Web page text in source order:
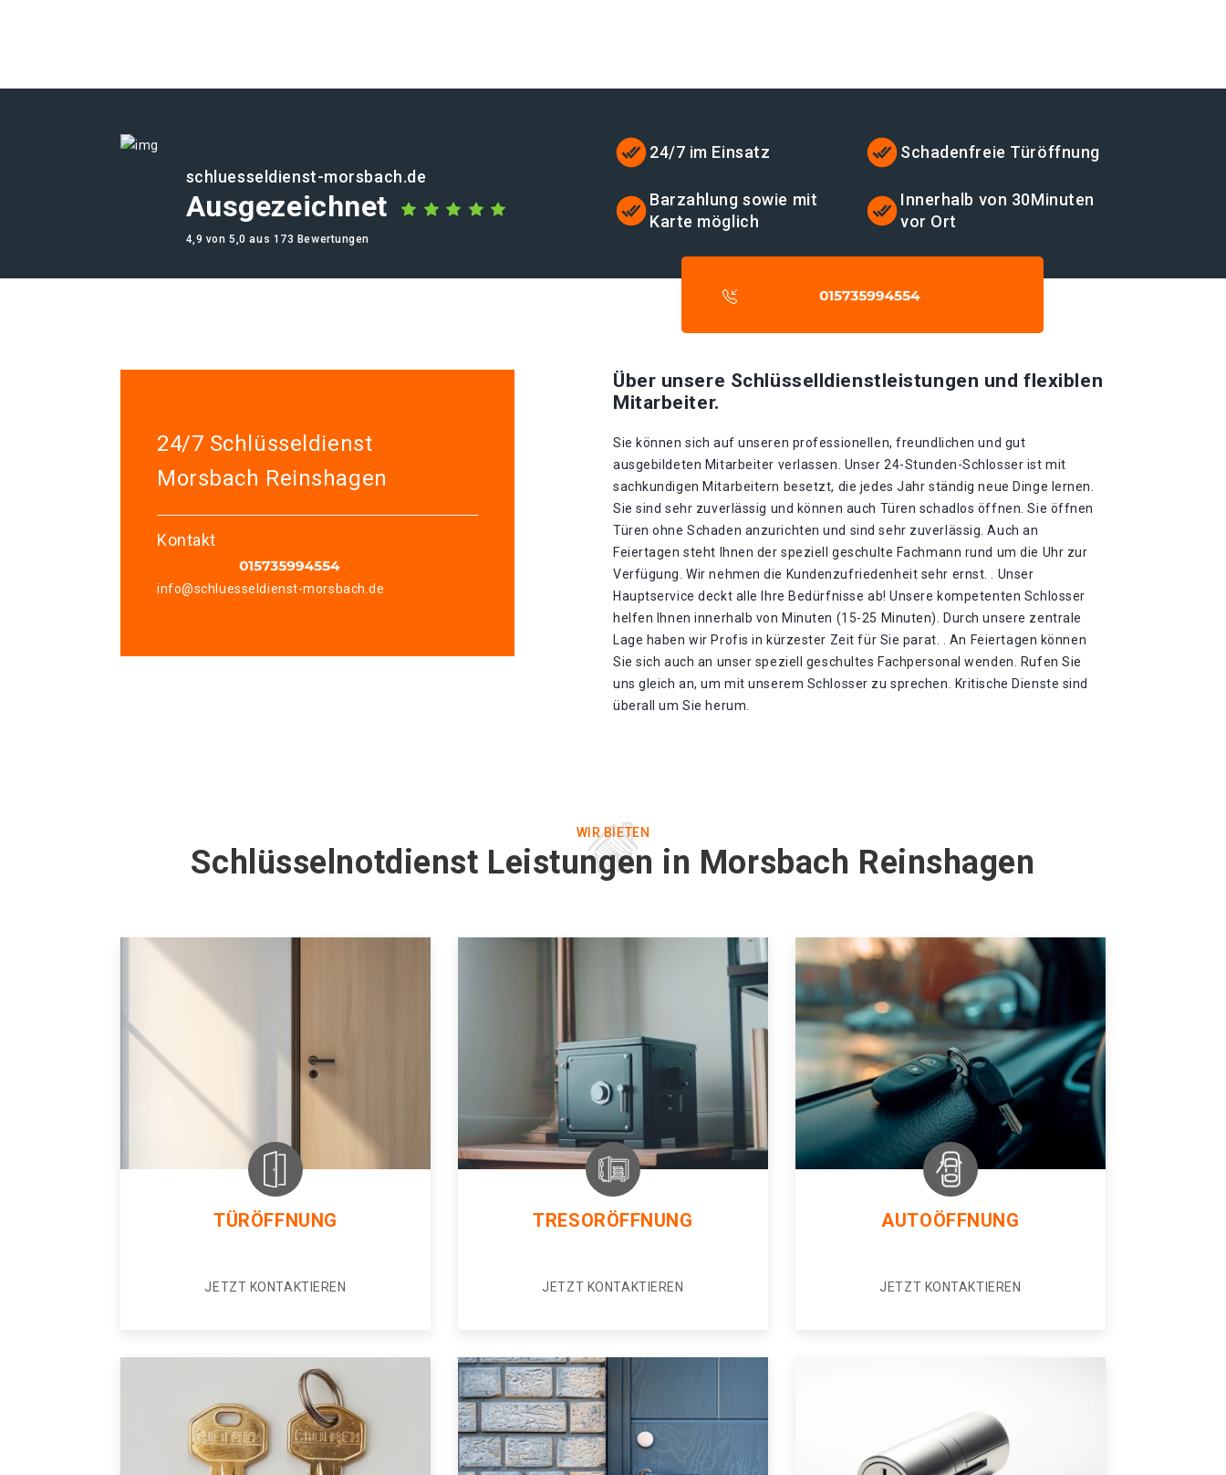
schluesseldienst-morsbach.de
Ausgezeichnet
4,9 von 5,0 aus 173 Bewertungen
24/7 im Einsatz Schadenfreie Türöffnung
Barzahlung sowie mit
Karte möglich
Innerhalb von 30Minuten
vor Ort
24/7 Schlüsseldienst
Morsbach Reinshagen
Kontakt
info@schluesseldienst-morsbach.de
Über unsere Schlüsselldienstleistungen und flexiblen
Mitarbeiter.
Sie können sich auf unseren professionellen, freundlichen und gut
ausgebildeten Mitarbeiter verlassen. Unser 24-Stunden-Schlosser ist mit
sachkundigen Mitarbeitern besetzt, die jedes Jahr ständig neue Dinge lernen.
Sie sind sehr zuverlässig und können auch Türen schadlos öffnen. Sie öffnen
Türen ohne Schaden anzurichten und sind sehr zuverlässig. Auch an
Feiertagen steht Ihnen der speziell geschulte Fachmann rund um die Uhr zur
Verfügung. Wir nehmen die Kundenzufriedenheit sehr ernst. . Unser
Hauptservice deckt alle Ihre Bedürfnisse ab! Unsere kompetenten Schlosser
helfen Ihnen innerhalb von Minuten (15-25 Minuten). Durch unsere zentrale
Lage haben wir Profis in kürzester Zeit für Sie parat. . An Feiertagen können
Sie sich auch an unser speziell geschultes Fachpersonal wenden. Rufen Sie
uns gleich an, um mit unserem Schlosser zu sprechen. Kritische Dienste sind
überall um Sie herum.
WIR BIETEN
Schlüsselnotdienst Leistungen in Morsbach Reinshagen
TÜRÖFFNUNG
JETZT KONTAKTIEREN
TRESORÖFFNUNG
JETZT KONTAKTIEREN
AUTOÖFFNUNG
JETZT KONTAKTIEREN